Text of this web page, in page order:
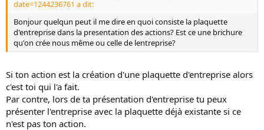
date=1244236761 a dit:
Bonjour quelqun peut il me dire en quoi consiste la plaquette
d'entreprise dans la presentation des actions? Est ce une brichure
qu'on crée nous même ou celle de lentreprise?
Si ton action est la création d'une plaquette d'entreprise alors
c'est toi qui l'a fait.
Par contre, lors de ta présentation d'entreprise tu peux
présenter l'entreprise avec la plaquette déjà existante si ce
n'est pas ton action.